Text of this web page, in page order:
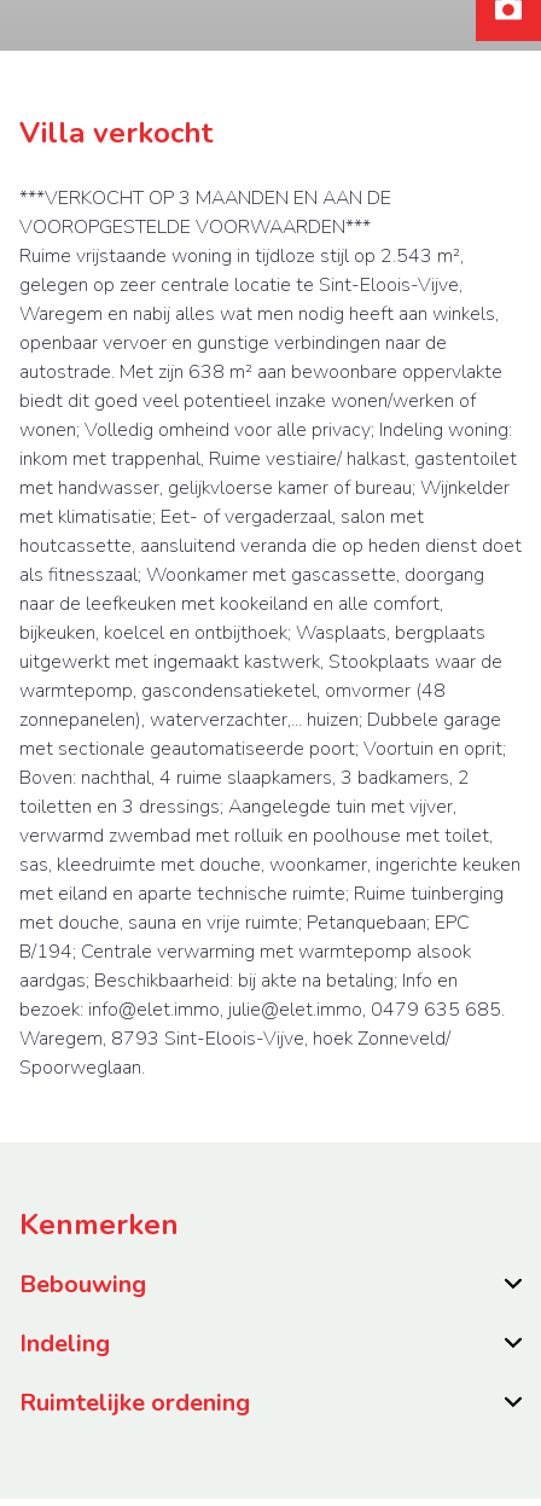
Villa verkocht
***VERKOCHT OP 3 MAANDEN EN AAN DE
VOOROPGESTELDE VOORWAARDEN***
Ruime vrijstaande woning in tijdloze stijl op 2.543 m²,
gelegen op zeer centrale locatie te Sint-Eloois-Vijve,
Waregem en nabij alles wat men nodig heeft aan winkels,
openbaar vervoer en gunstige verbindingen naar de
autostrade. Met zijn 638 m² aan bewoonbare oppervlakte
biedt dit goed veel potentieel inzake wonen/werken of
wonen; Volledig omheind voor alle privacy; Indeling woning:
inkom met trappenhal, Ruime vestiaire/ halkast, gastentoilet
met handwasser, gelijkvloerse kamer of bureau; Wijnkelder
met klimatisatie; Eet- of vergaderzaal, salon met
houtcassette, aansluitend veranda die op heden dienst doet
als fitnesszaal; Woonkamer met gascassette, doorgang
naar de leefkeuken met kookeiland en alle comfort,
bijkeuken, koelcel en ontbijthoek; Wasplaats, bergplaats
uitgewerkt met ingemaakt kastwerk, Stookplaats waar de
warmtepomp, gascondensatieketel, omvormer (48
zonnepanelen), waterverzachter,... huizen; Dubbele garage
met sectionale geautomatiseerde poort; Voortuin en oprit;
Boven: nachthal, 4 ruime slaapkamers, 3 badkamers, 2
toiletten en 3 dressings; Aangelegde tuin met vijver,
verwarmd zwembad met rolluik en poolhouse met toilet,
sas, kleedruimte met douche, woonkamer, ingerichte keuken
met eiland en aparte technische ruimte; Ruime tuinberging
met douche, sauna en vrije ruimte; Petanquebaan; EPC
B/194; Centrale verwarming met warmtepomp alsook
aardgas; Beschikbaarheid: bij akte na betaling; Info en
bezoek: info@elet.immo, julie@elet.immo, 0479 635 685.
Waregem, 8793 Sint-Eloois-Vijve, hoek Zonneveld/
Spoorweglaan.
Kenmerken
Bebouwing
Indeling
Ruimtelijke ordening